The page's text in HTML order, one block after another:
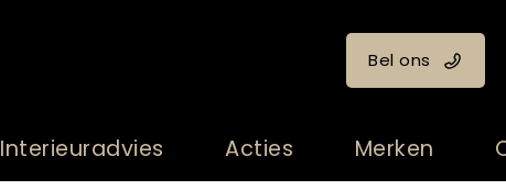
Bel ons
Interieuradvies Acties Merken